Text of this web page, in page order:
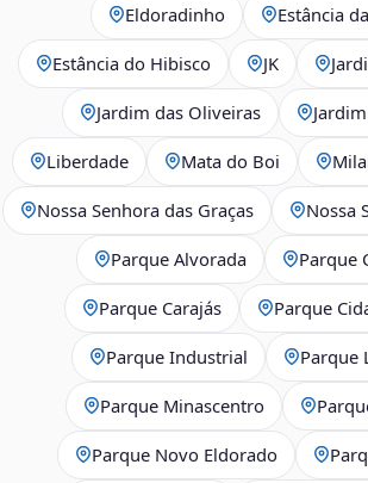
Eldoradinho Estância
Estância do Hibisco JK
Jardim das Oliveiras
Liberdade Mata do Boi
Nossa Senhora das Graças Nossa
Parque Alvorada Parque
Parque Carajás Parque
Parque Industrial Parque
Parque Minascentro
Parque Novo Eldorado